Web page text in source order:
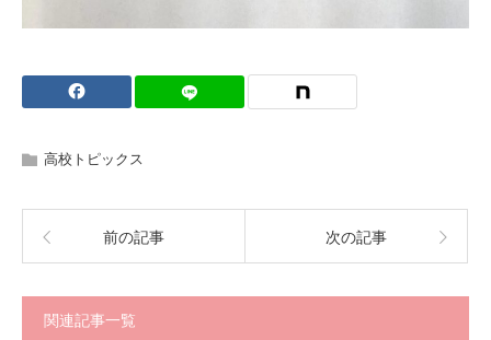
高校トピックス
前の記事 次の記事
関連記事一覧